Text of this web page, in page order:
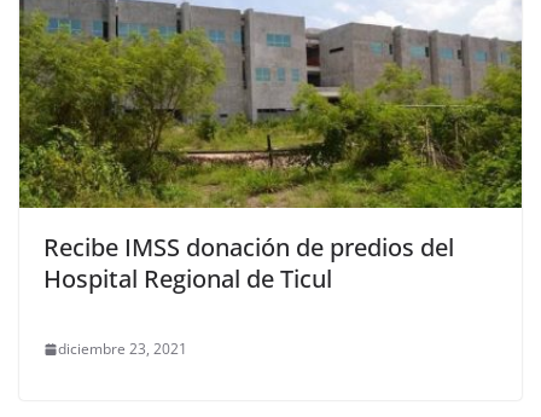
Recibe IMSS donación de predios del
Hospital Regional de Ticul
diciembre 23, 2021